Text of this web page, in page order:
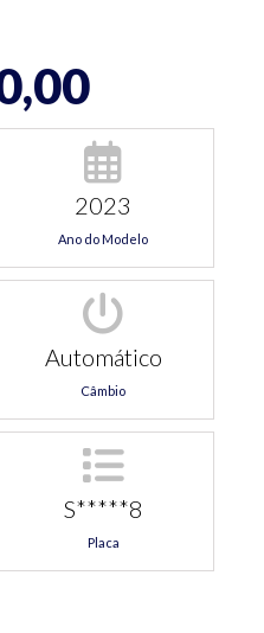
2023
Ano do Modelo
Automático
Câmbio
S*****8
Placa